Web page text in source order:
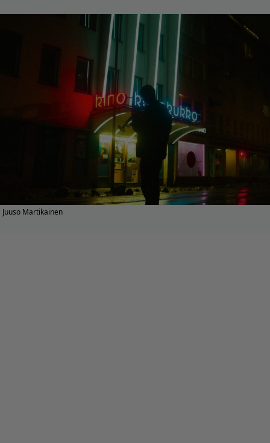
Juuso Martikainen